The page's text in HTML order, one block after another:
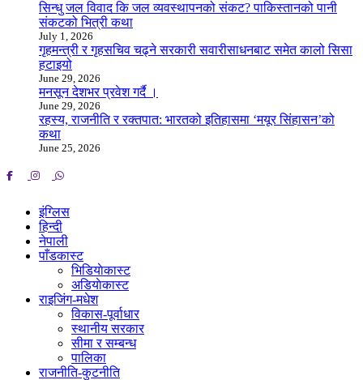
सिन्धु जल विवाद कि जल व्यवस्थापनको संकट? पाकिस्तानको पानी
संकटको भित्री कथा
July 1, 2026
गृहमन्त्री र गृहसचिव चढ्ने सरकारी सवारीसाधनबाट समेत कालो सिसा
हटाइयो
June 29, 2026
मनसून देशभर प्रवेश गर्दै ।
June 29, 2026
रहस्य, राजनीति र रक्तपात: भारतको इतिहासमा ‘मयूर सिंहासन’को
कथा
June 25, 2026
इंग्लिस
हिन्दी
नेपाली
पाँडकास्ट
भिडियाेकास्ट
अडियाेकास्ट
राइजिंग-मधेश
विकास-पूर्वाधार
स्थानीय सरकार
सीमा र सम्बन्ध
पालिका
राजनीति-कुटनीति